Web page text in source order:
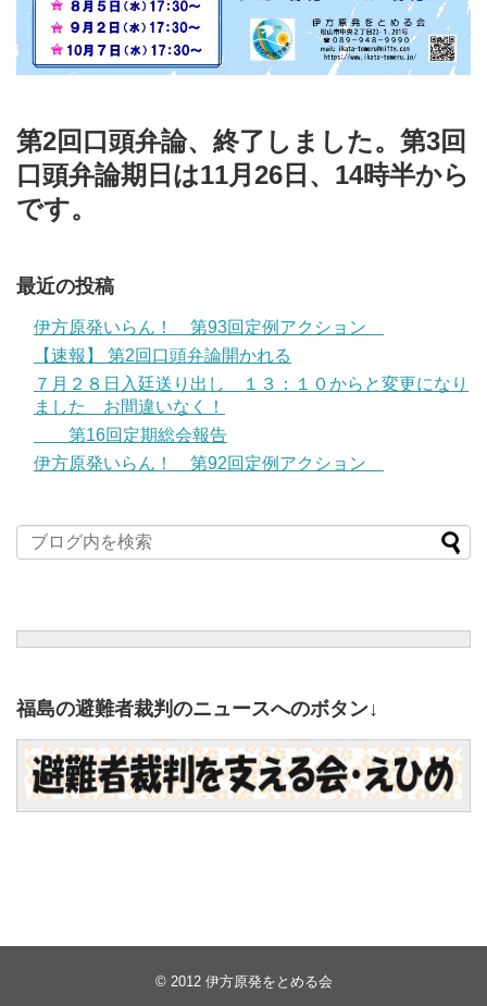
第2回口頭弁論、終了しました。第3回
口頭弁論期日は11月26日、14時半から
です。
最近の投稿
伊方原発いらん！ 第93回定例アクション
【速報】 第2回口頭弁論開かれる
７月２８日入廷送り出し １３：１０からと変更になり
ました お間違いなく！
第16回定期総会報告
伊方原発いらん！ 第92回定例アクション
福島の避難者裁判のニュースへのボタン↓
© 2012 伊方原発をとめる会